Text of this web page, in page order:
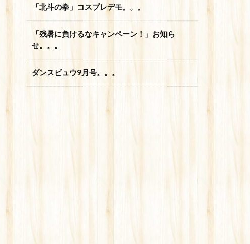
「北斗の拳」コスプレデモ。。。
「残暑に負けるなキャンペーン！」お知ら
せ。。。
ダンスビュウ9月号。。。